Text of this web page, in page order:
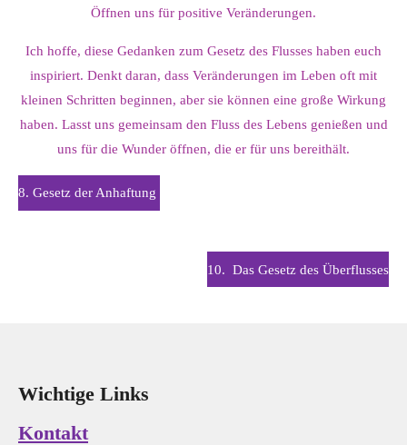
Öffnen uns für positive Veränderungen.
Ich hoffe, diese Gedanken zum Gesetz des Flusses haben euch
inspiriert. Denkt daran, dass Veränderungen im Leben oft mit
kleinen Schritten beginnen, aber sie können eine große Wirkung
haben. Lasst uns gemeinsam den Fluss des Lebens genießen und
uns für die Wunder öffnen, die er für uns bereithält.
8. Gesetz der Anhaftung
10. Das Gesetz des Überflusses
Wichtige Links
Kontakt